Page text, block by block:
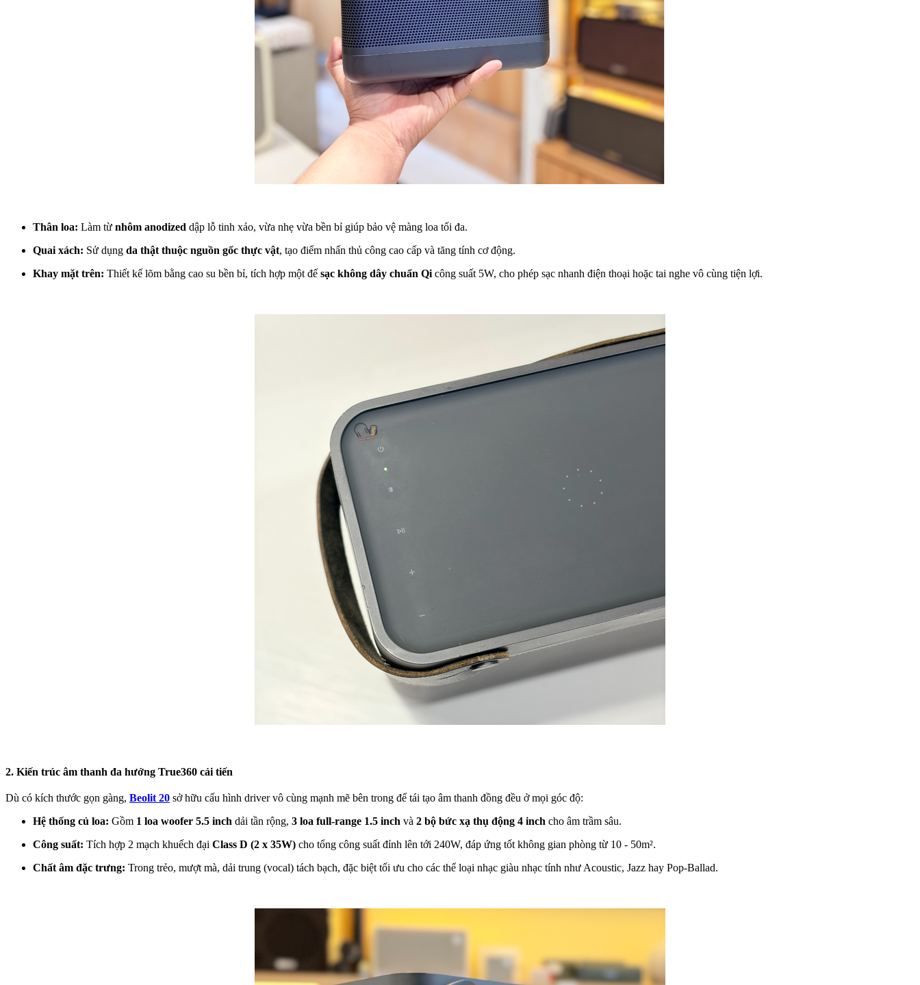
Thân loa: Làm từ nhôm anodized dập lỗ tinh xảo, vừa nhẹ vừa bền bỉ giúp bảo vệ màng loa tối đa.
Quai xách: Sử dụng da thật thuộc nguồn gốc thực vật, tạo điểm nhấn thủ công cao cấp và tăng tính cơ động.
Khay mặt trên: Thiết kế lõm bằng cao su bền bỉ, tích hợp một đế sạc không dây chuẩn Qi công suất 5W, cho phép sạc nhanh điện thoại hoặc tai nghe vô cùng tiện lợi.
2. Kiến trúc âm thanh đa hướng True360 cải tiến
Dù có kích thước gọn gàng, Beolit 20 sở hữu cấu hình driver vô cùng mạnh mẽ bên trong để tái tạo âm thanh đồng đều ở mọi góc độ:
Hệ thống củ loa: Gồm 1 loa woofer 5.5 inch dải tần rộng, 3 loa full-range 1.5 inch và 2 bộ bức xạ thụ động 4 inch cho âm trầm sâu.
Công suất: Tích hợp 2 mạch khuếch đại Class D (2 x 35W) cho tổng công suất đỉnh lên tới 240W, đáp ứng tốt không gian phòng từ 10 - 50m².
Chất âm đặc trưng: Trong trẻo, mượt mà, dải trung (vocal) tách bạch, đặc biệt tối ưu cho các thể loại nhạc giàu nhạc tính như Acoustic, Jazz hay Pop-Ballad.